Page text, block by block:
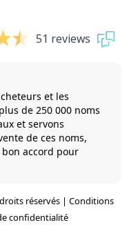
51 reviews
et les
de 250 000 noms
et servons
de ces noms,
accord pour
réservés | Conditions
confidentialité